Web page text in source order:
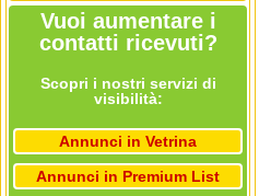
Vuoi aumentare i
contatti ricevuti?
Scopri i nostri servizi di
visibilità:
Annunci in Vetrina
Annunci in Premium List